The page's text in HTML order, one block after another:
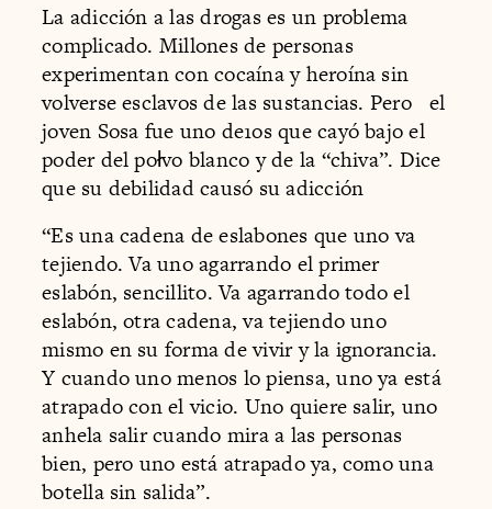
La adicción a las drogas es un problema
complicado. Millones de personas
experimentan con cocaína y heroína sin
volverse esclavos de las sustancias. Pero el
joven Sosa fue uno de1os que cayó bajo el
poder del połvo blanco y de la “chiva”. Dice
que su debilidad causó su adicción
“Es una cadena de eslabones que uno va
tejiendo. Va uno agarrando el primer
eslabón, sencillito. Va agarrando todo el
eslabón, otra cadena, va tejiendo uno
mismo en su forma de vivir y la ignorancia.
Y cuando uno menos lo piensa, uno ya está
atrapado con el vicio. Uno quiere salir, uno
anhela salir cuando mira a las personas
bien, pero uno está atrapado ya, como una
botella sin salida”.